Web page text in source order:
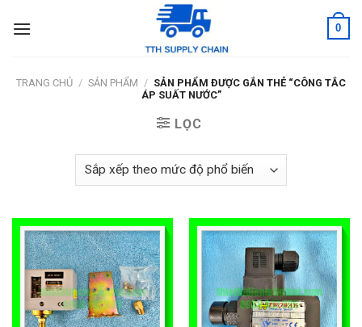
0
TRANG CHỦ / SẢN PHẨM / SẢN PHẨM ĐƯỢC GẮN THẺ “CÔNG TẮC
ÁP SUẤT NƯỚC”
LỌC